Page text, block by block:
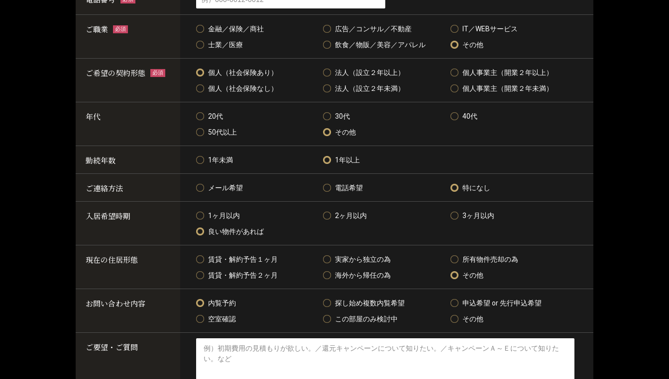
ご職業 必須 金融／保険／商社 広告／コンサル／不動産
IT／WEBサービス
士業／医療
飲食／物販／美容／アパレル その他
ご希望の契約形態 必須 個人（社会保険あり） 法人（設立２年以上）
個人事業主（開業２年以上）
個人（社会保険なし）
法人（設立２年未満） 個人事業主（開業２年未満）
年代 20代 30代
40代
50代以上
その他
勤続年数 1年未満 1年以上
ご連絡方法 メール希望 電話希望 特になし
入居希望時期 1ヶ月以内 2ヶ月以内
3ヶ月以内
良い物件があれば
現在の住居形態 賃貸・解約予告１ヶ月 実家から独立の為
所有物件売却の為
賃貸・解約予告２ヶ月
海外から帰任の為 その他
お問い合わせ内容 内覧予約 探し始め複数内覧希望
申込希望 or 先行申込希望
空室確認
この部屋のみ検討中 その他
ご要望・ご質問